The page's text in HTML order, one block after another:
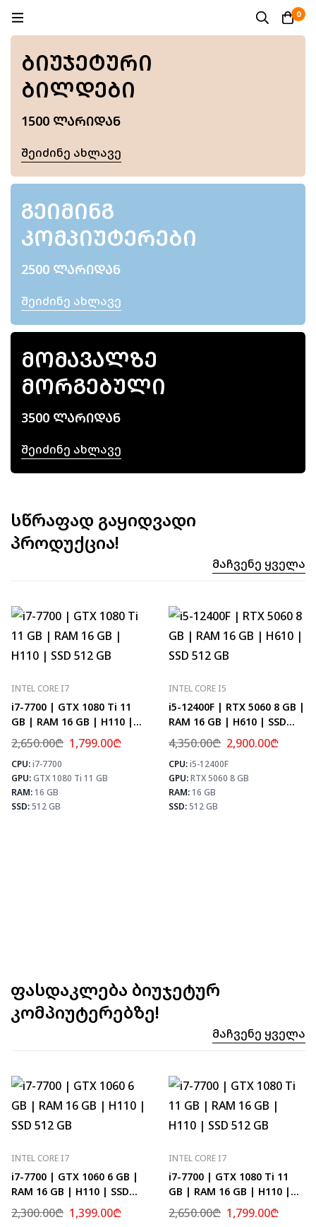
0
ᲑᲘᲣᲯᲔᲢᲣᲠᲘ
ᲑᲘᲚᲓᲔᲑᲘ
1500 ᲚᲐᲠᲘᲓᲐᲜ
Შეიძინე Ახლავე
ᲒᲔᲘᲛᲘᲜᲒ
ᲙᲝᲛᲞᲘᲣᲢᲔᲠᲔᲑᲘ
2500 ᲚᲐᲠᲘᲓᲐᲜ
Შეიძინე Ახლავე
ᲛᲝᲛᲐᲕᲐᲚᲖᲔ
ᲛᲝᲠᲒᲔᲑᲣᲚᲘ
3500 ᲚᲐᲠᲘᲓᲐᲜ
Შეიძინე Ახლავე
სწრაფად გაყიდვადი
პროდუქცია!
Მაჩვენე Ყველა
INTEL CORE I7
i7-7700 | GTX 1080 Ti 11
GB | RAM 16 GB | H110 |
SSD 512 GB
2,650.00₾ 1,799.00₾
CPU:i7-7700
GPU:GTX 1080 Ti 11 GB
RAM:16 GB
SSD:512 GB
⚡ MAX FPS
CS2
156
PUBG
101
Fortnite
119
INTEL CORE I5
i5-12400F | RTX 5060 8 GB |
RAM 16 GB | H610 | SSD
512 GB
4,350.00₾ 2,900.00₾
CPU:i5-12400F
GPU:RTX 5060 8 GB
RAM:16 GB
SSD:512 GB
ფასდაკლება ბიუჯეტურ
კომპიუტერებზე!
Მაჩვენე Ყველა
INTEL CORE I7
i7-7700 | GTX 1060 6 GB |
RAM 16 GB | H110 | SSD
512 GB
2,300.00₾ 1,399.00₾
INTEL CORE I7
i7-7700 | GTX 1080 Ti 11
GB | RAM 16 GB | H110 |
SSD 512 GB
2,650.00₾ 1,799.00₾